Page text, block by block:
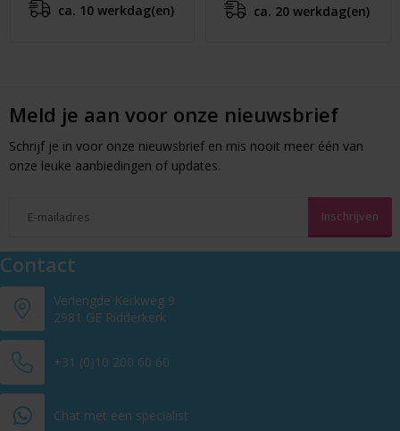
ca. 10 werkdag(en) ca. 20 werkdag(en)
Meld je aan voor onze nieuwsbrief
Schrijf je in voor onze nieuwsbrief en mis nooit meer één van
onze leuke aanbiedingen of updates.
Contact
Verlengde Kerkweg 9
2981 GE Ridderkerk
+31 (0)10 200 60 60
Chat met een specialist